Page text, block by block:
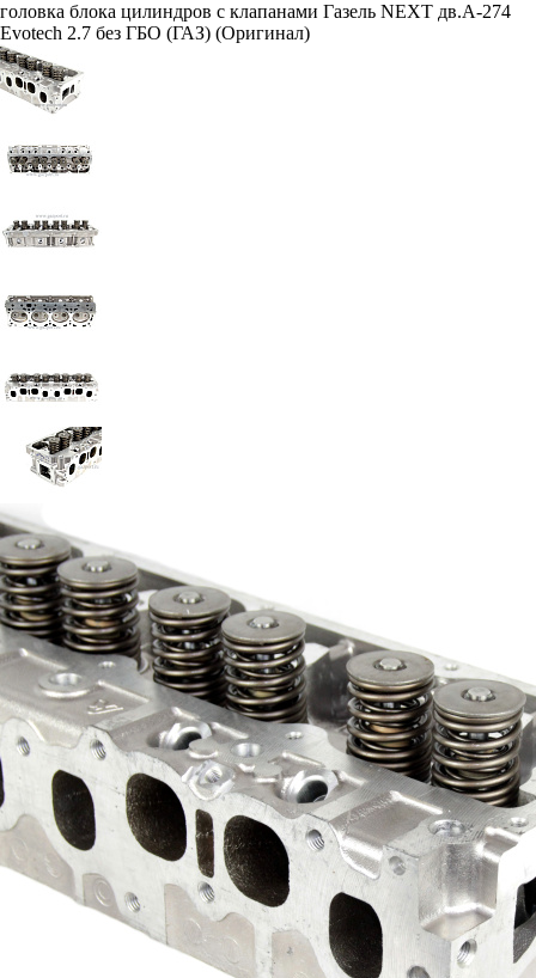
головка блока цилиндров с клапанами Газель NEXT дв.А-274
Evotech 2.7 без ГБО (ГАЗ) (Оригинал)